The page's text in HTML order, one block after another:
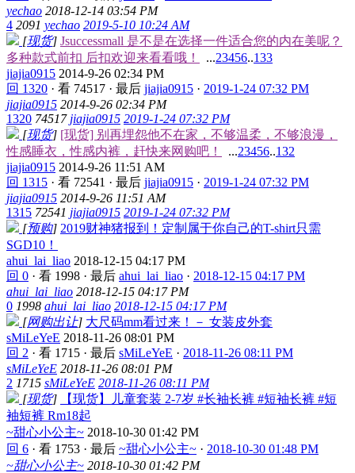
yechao 2018-12-14 03:54 PM
4 2091 yechao 2019-5-10 10:24 AM
[现货] Jsuccessmall 是不是在选择一件适合您的内在美呢？
多种款式前扣 后扣欢迎来看看哦！
...23456..133
jiajia0915 2014-9-26 02:34 PM
回 1320 · 看 74517 · 最后 jiajia0915 · 2019-1-24 07:32 PM
jiajia0915 2014-9-26 02:34 PM
1320 74517 jiajia0915 2019-1-24 07:32 PM
[现货] [现货] 别再埋怨他不在家，不够温柔，不够浪漫，
性感睡衣，性感内裤，赶快来网购吧！
...23456..132
jiajia0915 2014-9-26 11:51 AM
回 1315 · 看 72541 · 最后 jiajia0915 · 2019-1-24 07:32 PM
jiajia0915 2014-9-26 11:51 AM
1315 72541 jiajia0915 2019-1-24 07:32 PM
[预购] 2019财神猪报到！定制属于你自己的T-shirt只需
SGD10！
ahui_lai_liao 2018-12-15 04:17 PM
回 0 · 看 1998 · 最后 ahui_lai_liao · 2018-12-15 04:17 PM
ahui_lai_liao 2018-12-15 04:17 PM
0 1998 ahui_lai_liao 2018-12-15 04:17 PM
[网购出让] 大尺码mm看过来！－ 女装皮外套
sMiLeYeE 2018-11-26 08:01 PM
回 2 · 看 1715 · 最后 sMiLeYeE · 2018-11-26 08:11 PM
sMiLeYeE 2018-11-26 08:01 PM
2 1715 sMiLeYeE 2018-11-26 08:11 PM
[现货]
【现货】儿童套装 2-7岁 #长袖长裤 #短袖长裤 #短
袖短裤 Rm18起
~甜心小公主~ 2018-10-30 01:42 PM
回 6 · 看 1753 · 最后 ~甜心小公主~ · 2018-10-30 01:48 PM
~甜心小公主~ 2018-10-30 01:42 PM